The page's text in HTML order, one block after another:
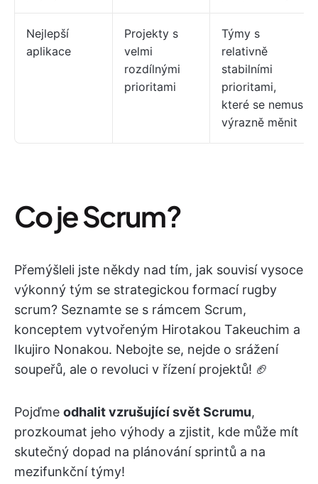
Nejlepší
aplikace
Projekty s
velmi
rozdílnými
prioritami
Týmy s
relativně
stabilními
prioritami,
které se nemusí
výrazně měnit
Co je Scrum?
Přemýšleli jste někdy nad tím, jak souvisí vysoce
výkonný tým se strategickou formací rugby
scrum? Seznamte se s rámcem Scrum,
konceptem vytvořeným Hirotakou Takeuchim a
Ikujiro Nonakou. Nebojte se, nejde o srážení
soupeřů, ale o revoluci v řízení projektů! 🏈
Pojďme odhalit vzrušující svět Scrumu,
prozkoumat jeho výhody a zjistit, kde může mít
skutečný dopad na plánování sprintů a na
mezifunkční týmy!